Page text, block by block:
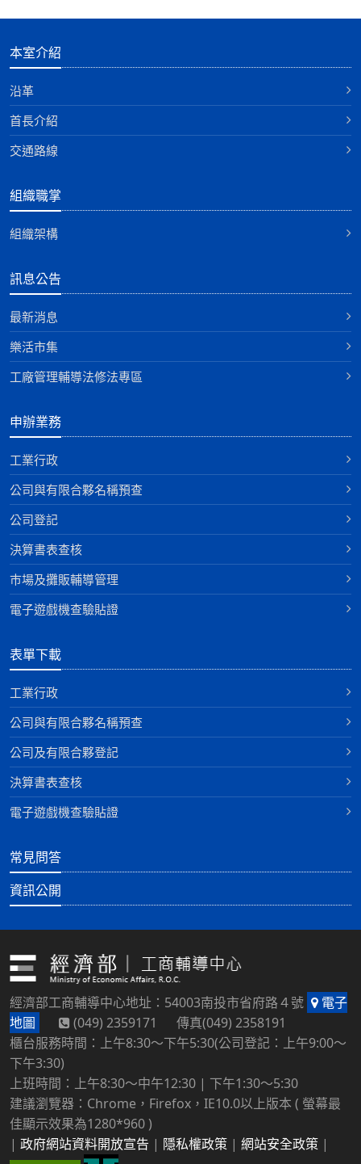
本室介紹
沿革
首長介紹
交通路線
組織職掌
組織架構
訊息公告
最新消息
樂活市集
工廠管理輔導法修法專區
申辦業務
工業行政
公司與有限合夥名稱預查
公司登記
決算書表查核
巿場及攤販輔導管理
電子遊戲機查驗貼證
表單下載
工業行政
公司與有限合夥名稱預查
公司及有限合夥登記
決算書表查核
電子遊戲機查驗貼證
常見問答
資訊公開
經濟部工商輔導中心地址：54003南投市省府路４號
電子
地圖
(049) 2359171 傳真(049) 2358191
櫃台服務時間：上午8:30～下午5:30(公司登記：上午9:00～
下午3:30)
上班時間：上午8:30～中午12:30 | 下午1:30～5:30
建議瀏覽器：Chrome，Firefox，IE10.0以上版本 ( 螢幕最
佳顯示效果為1280*960 )
| 政府網站資料開放宣告 | 隱私權政策 | 網站安全政策 |